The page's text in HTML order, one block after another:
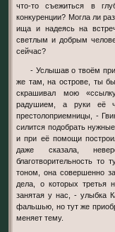
что-то съежиться в
конкуренции? Могла ли
ища и надеясь на
светлым и добрым
сейчас?
- Услышав о твоём прибытии, я буквально с места подскочила – всё
же там, на острове, ты
скрашивал мою
радушием, а руки её
престолоприемницы, -
силится подобрать
и при её помощи
даже сказала,
благотворительность то
тоном, она совершенно
дела, о которых
занятая у нас, - улыбка
фальшью, но тут же
меняет тему.